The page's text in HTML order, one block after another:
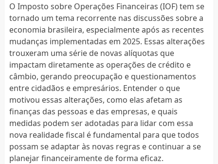
O Imposto sobre Operações Financeiras (IOF) tem se
tornado um tema recorrente nas discussões sobre a
economia brasileira, especialmente após as recentes
mudanças implementadas em 2025. Essas alterações
trouxeram uma série de novas alíquotas que
impactam diretamente as operações de crédito e
câmbio, gerando preocupação e questionamentos
entre cidadãos e empresários. Entender o que
motivou essas alterações, como elas afetam as
finanças das pessoas e das empresas, e quais
medidas podem ser adotadas para lidar com essa
nova realidade fiscal é fundamental para que todos
possam se adaptar às novas regras e continuar a se
planejar financeiramente de forma eficaz.